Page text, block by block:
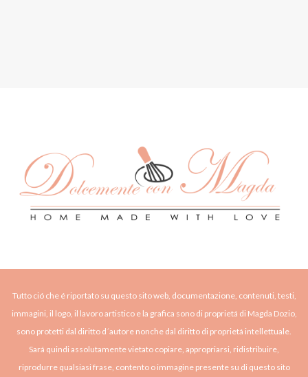
Tutto ció che é riportato su questo sito web, documentazione, contenuti, testi,
immagini, il logo, il lavoro artistico e la grafica sono di proprietá di Magda Dozio,
sono protetti dal diritto d´autore nonche dal diritto di proprietá intellettuale.
Sará quindi assolutamente vietato copiare, appropriarsi, ridistribuire,
riprodurre qualsiasi frase, contento o immagine presente su di questo sito